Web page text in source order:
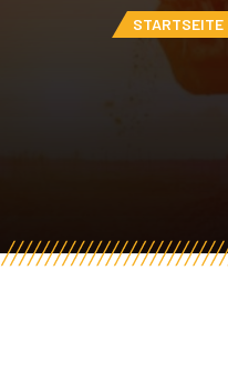
STARTSEITE